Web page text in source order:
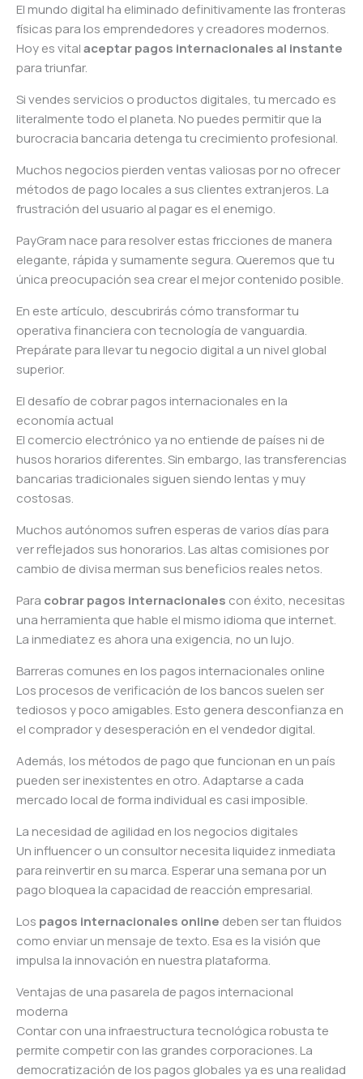
El mundo digital ha eliminado definitivamente las fronteras
físicas para los emprendedores y creadores modernos.
Hoy es vitalaceptar pagos internacionales al instante
para triunfar.
Si vendes servicios o productos digitales, tu mercado es
literalmente todo el planeta. No puedes permitir que la
burocracia bancaria detenga tu crecimiento profesional.
Muchos negocios pierden ventas valiosas por no ofrecer
métodos de pago locales a sus clientes extranjeros. La
frustración del usuario al pagar es el enemigo.
PayGram nace para resolver estas fricciones de manera
elegante, rápida y sumamente segura. Queremos que tu
única preocupación sea crear el mejor contenido posible.
En este artículo, descubrirás cómo transformar tu
operativa financiera con tecnología de vanguardia.
Prepárate para llevar tu negocio digital a un nivel global
superior.
El desafío de cobrar pagos internacionales en la
economía actual
El comercio electrónico ya no entiende de países ni de
husos horarios diferentes. Sin embargo, las transferencias
bancarias tradicionales siguen siendo lentas y muy
costosas.
Muchos autónomos sufren esperas de varios días para
ver reflejados sus honorarios. Las altas comisiones por
cambio de divisa merman sus beneficios reales netos.
Para cobrar pagos internacionales con éxito, necesitas
una herramienta que hable el mismo idioma que internet.
La inmediatez es ahora una exigencia, no un lujo.
Barreras comunes en los pagos internacionales online
Los procesos de verificación de los bancos suelen ser
tediosos y poco amigables. Esto genera desconfianza en
el comprador y desesperación en el vendedor digital.
Además, los métodos de pago que funcionan en un país
pueden ser inexistentes en otro. Adaptarse a cada
mercado local de forma individual es casi imposible.
La necesidad de agilidad en los negocios digitales
Un influencer o un consultor necesita liquidez inmediata
para reinvertir en su marca. Esperar una semana por un
pago bloquea la capacidad de reacción empresarial.
Los pagos internacionales online deben ser tan fluidos
como enviar un mensaje de texto. Esa es la visión que
impulsa la innovación en nuestra plataforma.
Ventajas de una pasarela de pagos internacional
moderna
Contar con una infraestructura tecnológica robusta te
permite competir con las grandes corporaciones. La
democratización de los pagos globales ya es una realidad